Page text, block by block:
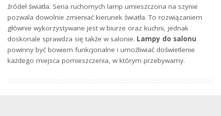
źródeł światła. Seria ruchomych lamp umieszczona na szynie
pozwala dowolnie zmieniać kierunek światła. To rozwiązaniem
głównie wykorzystywane jest w biurze oraz kuchni, jednak
doskonale sprawdza się także w salonie. Lampy do salonu
powinny być bowiem funkcjonalne i umożliwiać doświetlenie
każdego miejsca pomieszczenia, w którym przebywamy.